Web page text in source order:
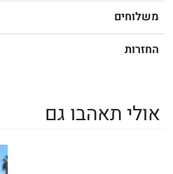
משלוחים
החזרות
אולי תאהבו גם